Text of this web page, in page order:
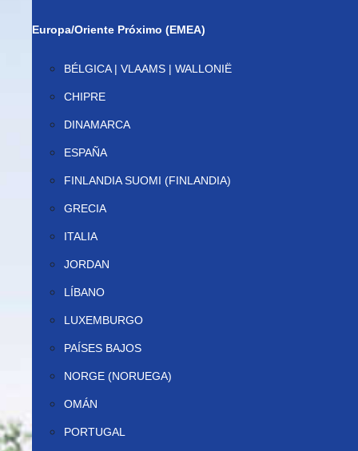
Europa/Oriente Próximo (EMEA)
BÉLGICA | VLAAMS | WALLONIË
CHIPRE
DINAMARCA
ESPAÑA
FINLANDIA SUOMI (FINLANDIA)
GRECIA
ITALIA
JORDAN
LÍBANO
LUXEMBURGO
PAÍSES BAJOS
NORGE (NORUEGA)
OMÁN
PORTUGAL